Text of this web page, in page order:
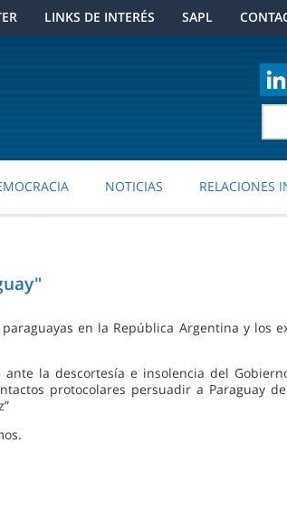
LINKS DE INTERÉS SAPL
NOTICIAS RELACIONES
en la República Argentina y los
la descortesía e insolencia del
protocolares persuadir a Paraguay